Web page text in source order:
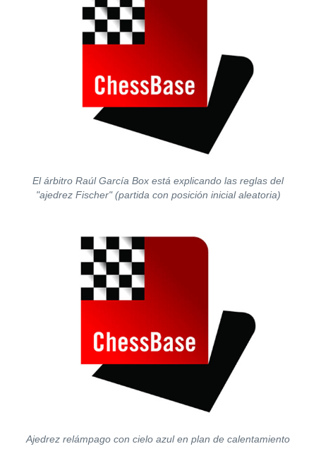
El árbitro Raúl García Box está explicando las reglas del
"ajedrez Fischer" (partida con posición inicial aleatoria)
Ajedrez relámpago con cielo azul en plan de calentamiento